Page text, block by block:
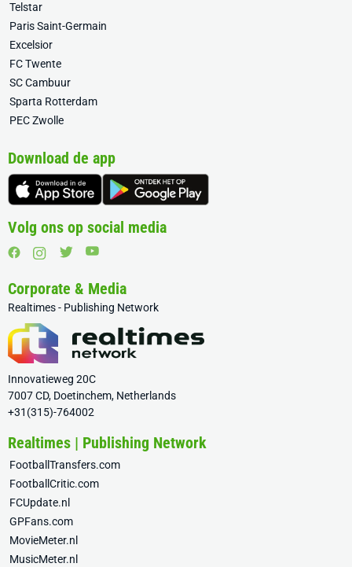
Telstar
Paris Saint-Germain
Excelsior
FC Twente
SC Cambuur
Sparta Rotterdam
PEC Zwolle
Download de app
Volg ons op social media
Corporate & Media
Realtimes - Publishing Network
Innovatieweg 20C
7007 CD, Doetinchem, Netherlands
+31(315)-764002
Realtimes | Publishing Network
FootballTransfers.com
FootballCritic.com
FCUpdate.nl
GPFans.com
MovieMeter.nl
MusicMeter.nl